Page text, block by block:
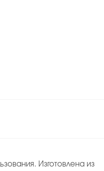
Изготовлена из